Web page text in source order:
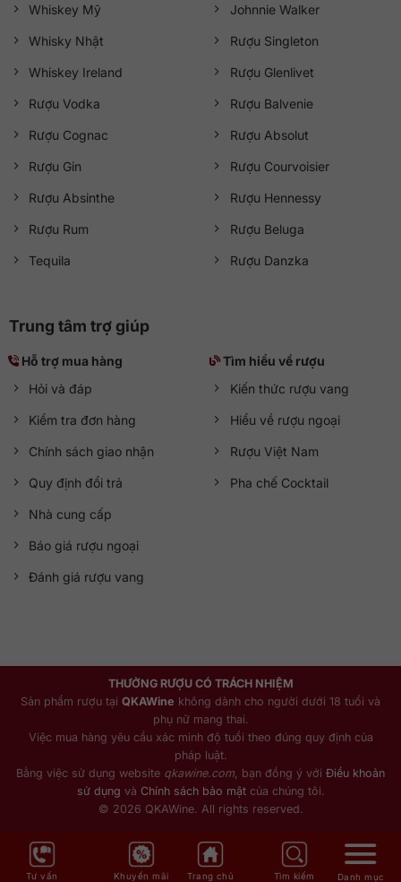
Whiskey Mỹ
Whisky Nhật
Whiskey Ireland
Rượu Vodka
Rượu Cognac
Rượu Gin
Rượu Absinthe
Rượu Rum
Tequila
Johnnie Walker
Rượu Singleton
Rượu Glenlivet
Rượu Balvenie
Rượu Absolut
Rượu Courvoisier
Rượu Hennessy
Rượu Beluga
Rượu Danzka
Trung tâm trợ giúp
Hỗ trợ mua hàng
Hỏi và đáp
Kiểm tra đơn hàng
Chính sách giao nhận
Quy định đổi trả
Nhà cung cấp
Báo giá rượu ngoại
Đánh giá rượu vang
Tìm hiểu về rượu
Kiến thức rượu vang
Hiểu về rượu ngoại
Rượu Việt Nam
Pha chế Cocktail
THƯỞNG RƯỢU CÓ TRÁCH NHIỆM
Sản phẩm rượu tại QKAWine không dành cho người dưới 18 tuổi và
phụ nữ mang thai.
Việc mua hàng yêu cầu xác minh độ tuổi theo đúng quy định của
pháp luật.
Bằng việc sử dụng website qkawine.com , bạn đồng ý với Điều khoản
sử dụng và Chính sách bảo mậtcủa chúng tôi.
© 2026 QKAWine. All rights reserved.
Tư vấn Khuyến mãi Trang chủ Tìm kiếm Danh mục